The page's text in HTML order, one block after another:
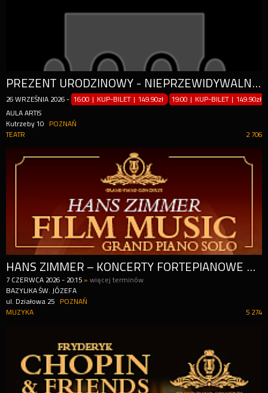
PREZENT URODZINOWY - NIEPRZEWIDYWALNA KOMEDIA Z UDZIAŁEM GWIAZD
26 WRZEŚNIA 2026 - 16:00 | KUP-BILET |149.90zł 19:00 | KUP-BILET |149.90zł
AULA ARTIS
Kutrzeby 10
POZNAŃ
2 706
TEATR
HANS ZIMMER – KONCERTY FORTEPIANOWE PRZY ŚWIECACH
7 CZERWCA 2026 - 20:15 »więcej terminów
BAZYLIKA ŚW. JÓZEFA
ul. Działowa 25
POZNAŃ
5 274
MUZYKA